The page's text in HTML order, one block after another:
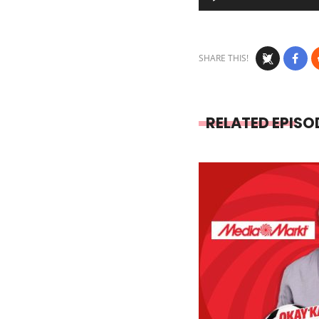
Player
SHARE THIS!
RELATED